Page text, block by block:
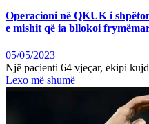
Operacioni në QKUK i
e mishit që ia bllokoi
05/05/2023
Një pacienti 64 vjeçar, ekipi
Lexo më shumë